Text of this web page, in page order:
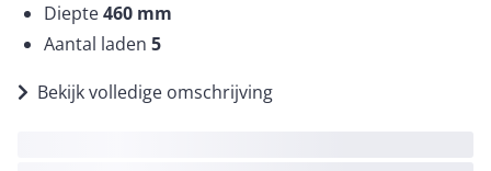
Diepte460 mm
Aantal laden 5
Bekijk volledige omschrijving